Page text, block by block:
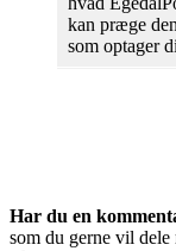
kan præge
som optager
Har du en
som du gerne vil